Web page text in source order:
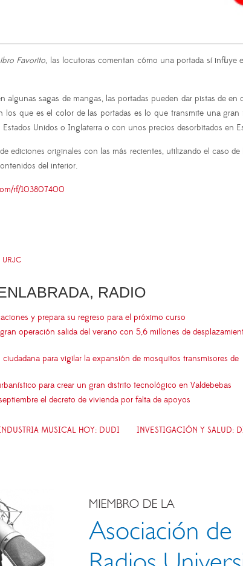
Favorito, las locutoras comentan cómo una portada sí
algunas sagas de mangas, las portadas pueden dar pistas de
los que es el color de las portadas es lo que transmite una
Unidos o Inglaterra o con unos precios desorbitados en
ediciones originales con las más recientes, utilizando el caso de
del interior.
rf/103807400
RADIO
y prepara su regreso para el próximo curso
operación salida del verano con 5,6 millones de
para vigilar la expansión de mosquitos transmisores de
para crear un gran distrito tecnológico en Valdebebas
el decreto de vivienda por falta de apoyos
MUSICAL HOY: DUDI INVESTIGACIÓN Y SALUD: